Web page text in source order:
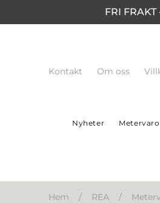
FRI
Kontakt Om oss
Nyheter
Hem / REA /